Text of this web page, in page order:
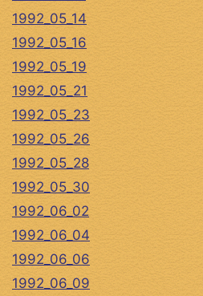
1992_05_14
1992_05_16
1992_05_19
1992_05_21
1992_05_23
1992_05_26
1992_05_28
1992_05_30
1992_06_02
1992_06_04
1992_06_06
1992_06_09